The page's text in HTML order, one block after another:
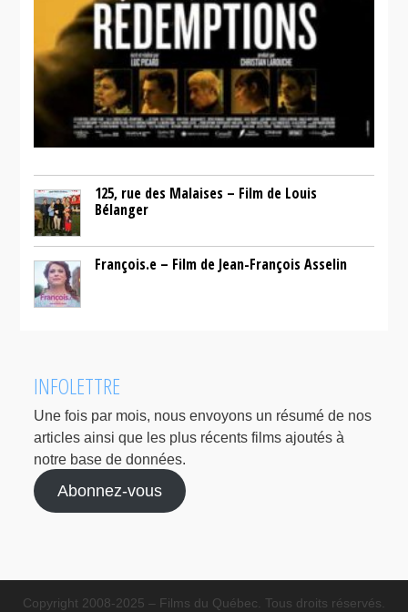
125, rue des Malaises – Film de Louis
Bélanger
François.e – Film de Jean-François Asselin
INFOLETTRE
Une fois par mois, nous envoyons un résumé de nos
articles ainsi que les plus récents films ajoutés à
notre base de données.
Abonnez-vous
Copyright 2008-2025 – Films du Québec. Tous droits réservés.